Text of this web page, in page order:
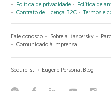
Política de privacidade
Política de
Contrato de Licença B2C
Termos e
Fale conosco Sobre a Kaspersky
Comunicado à imprensa
Securelist Eugene Personal Blog